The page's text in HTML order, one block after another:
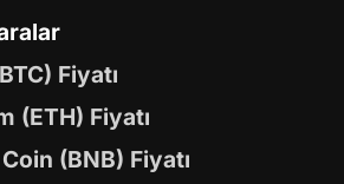
Fiyatı
(ETH) Fiyatı
(BNB) Fiyatı